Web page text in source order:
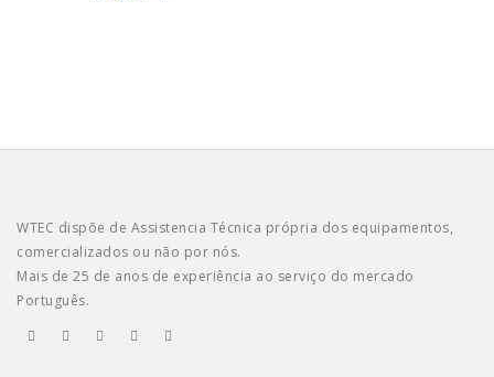
WTEC dispõe de Assistencia Técnica própria dos equipamentos,
comercializados ou não por nós.
Mais de 25 de anos de experiência ao serviço do mercado
Português.